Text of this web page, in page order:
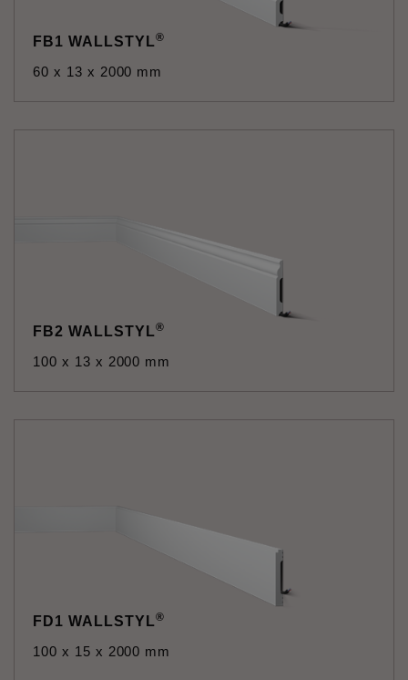
FB1 WALLSTYL®
60 x 13 x 2000 mm
FB2 WALLSTYL®
100 x 13 x 2000 mm
FD1 WALLSTYL®
100 x 15 x 2000 mm